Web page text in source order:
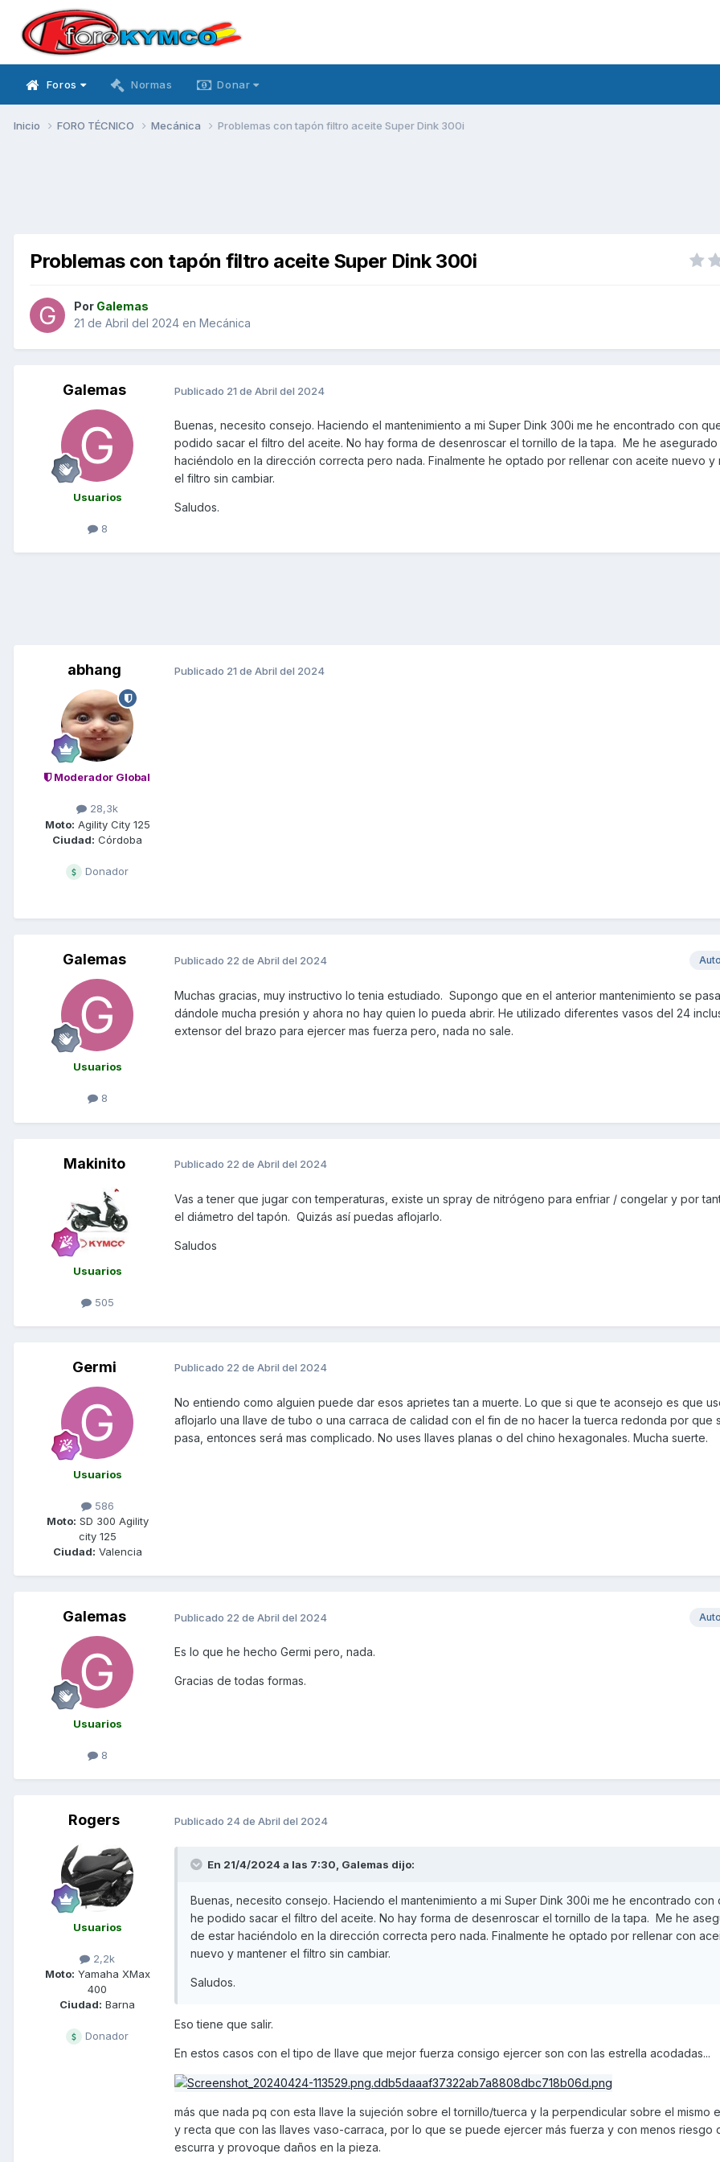
Foros Normas Donar
Inicio FORO TÉCNICO Mecánica Problemas con tapón filtro aceite Super Dink 300i
Problemas con tapón filtro aceite Super Dink 300i
Por Galemas
21 de Abril del 2024 en Mecánica
Galemas
Usuarios
8
Publicado 21 de Abril del 2024
Buenas, necesito consejo. Haciendo el mantenimiento a mi Super Dink 300i me he encontrado con
podido sacar el filtro del aceite. No hay forma de desenroscar el tornillo de la tapa. Me he
haciéndolo en la dirección correcta pero nada. Finalmente he optado por rellenar con aceite nuevo y
el filtro sin cambiar.
Saludos.
abhang
Moderador Global
28,3k
Moto: Agility City 125
Ciudad: Córdoba
Donador
Publicado 21 de Abril del 2024
Galemas
Usuarios
8
Publicado 22 de Abril del 2024
Muchas gracias, muy instructivo lo tenia estudiado. Supongo que en el anterior mantenimiento se
dándole mucha presión y ahora no hay quien lo pueda abrir. He utilizado diferentes vasos del 24
extensor del brazo para ejercer mas fuerza pero, nada no sale.
Makinito
Usuarios
505
Publicado 22 de Abril del 2024
Vas a tener que jugar con temperaturas, existe un spray de nitrógeno para enfriar / congelar y por
el diámetro del tapón. Quizás así puedas aflojarlo.
Saludos
Germi
Usuarios
586
Moto: SD 300 Agility
city 125
Ciudad: Valencia
Publicado 22 de Abril del 2024
No entiendo como alguien puede dar esos aprietes tan a muerte. Lo que si que te aconsejo es que
aflojarlo una llave de tubo o una carraca de calidad con el fin de no hacer la tuerca redonda por que
pasa, entonces será mas complicado. No uses llaves planas o del chino hexagonales. Mucha suerte.
Galemas
Usuarios
8
Publicado 22 de Abril del 2024
Es lo que he hecho Germi pero, nada.
Gracias de todas formas.
Rogers
Usuarios
2,2k
Moto: Yamaha XMax
400
Ciudad: Barna
Donador
Publicado 24 de Abril del 2024
En 21/4/2024 a las 7:30, Galemas dijo:
Buenas, necesito consejo. Haciendo el mantenimiento a mi Super Dink 300i me he encontrado con
he podido sacar el filtro del aceite. No hay forma de desenroscar el tornillo de la tapa. Me he
de estar haciéndolo en la dirección correcta pero nada. Finalmente he optado por rellenar con
nuevo y mantener el filtro sin cambiar.
Saludos.
Eso tiene que salir.
En estos casos con el tipo de llave que mejor fuerza consigo ejercer son con las estrella acodadas...
más que nada pq con esta llave la sujeción sobre el tornillo/tuerca y la perpendicular sobre el mismo
y recta que con las llaves vaso-carraca, por lo que se puede ejercer más fuerza y con menos riesgo
escurra y provoque daños en la pieza.